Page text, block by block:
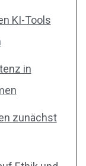
KI-Tools
in
zunächst